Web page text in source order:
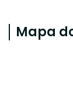
Mapa